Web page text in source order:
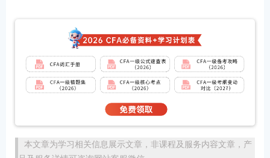
本文章为学习相关信息展示文章，非课程及服务内容文章，产